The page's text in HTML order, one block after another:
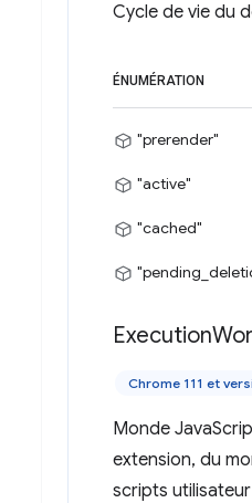
Cycle de vie du
ÉNUMÉRATION
"prerender"
"active"
"cached"
Execution
Chrome 111 et
Monde
extension, du
scripts